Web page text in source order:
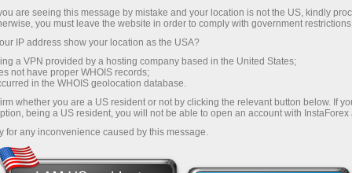
InstaForex brend
elchisi 2019-2022
are seeing this message by mistake and your location is not the US, kindly
you must leave the website in order to comply with government
IP address show your location as the USA?
a VPN provided by a hosting company based in the United States;
not have proper WHOIS records;
in the WHOIS geolocation database.
whether you are a US resident or not by clicking the relevant button below. If
being a US resident, you will not be able to open an account with InstaForex
for any inconvenience caused by this message.